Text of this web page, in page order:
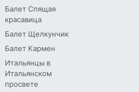
Балет Спящая
красавица
Балет Щелкунчик
Балет Кармен
Итальянцы в
Итальянском
просвете